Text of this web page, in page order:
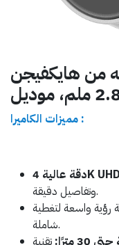
برج ثابتة بدقة 4 كيه من هايكفيجن
مميزات الكاميرا :
وتفاصيل دقيقة.
رؤية واسعة لتغطية
شاملة.
مترًا: